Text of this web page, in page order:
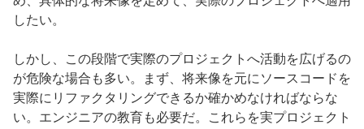
したい。
しかし、この段階で実際のプロジェクトへ活動を広げるの
が危険な場合も多い。まず、将来像を元にソースコードを
実際にリファクタリングできるか確かめなければならな
い。エンジニアの教育も必要だ。これらを実プロジェクト